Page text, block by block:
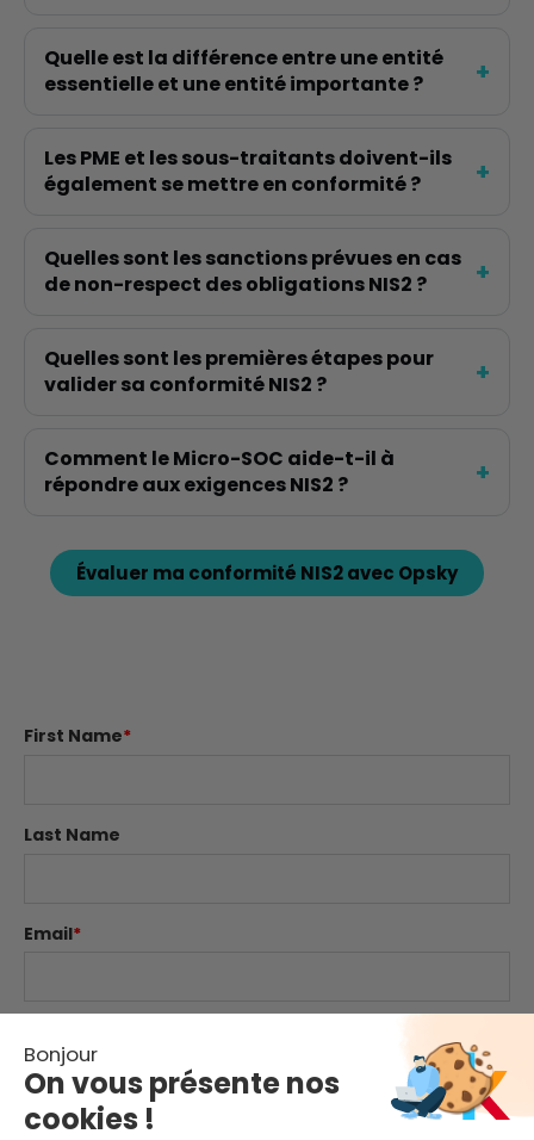
Quelle est la différence entre une entité
essentielle et une entité importante ?
Les PME et les sous-traitants doivent-ils
également se mettre en conformité ?
Quelles sont les sanctions prévues en cas
de non-respect des obligations NIS2 ?
Quelles sont les premières étapes pour
valider sa conformité NIS2 ?
Comment le Micro-SOC aide-t-il à
répondre aux exigences NIS2 ?
Évaluer ma conformité NIS2 avec Opsky
First Name*
Last Name
Email*
Comment*
Bonjour
On vous présente nos
cookies !